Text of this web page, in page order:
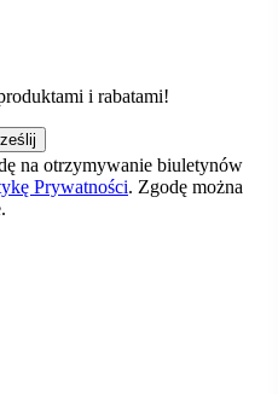
i rabatami!
na otrzymywanie biuletynów
Prywatności. Zgodę można